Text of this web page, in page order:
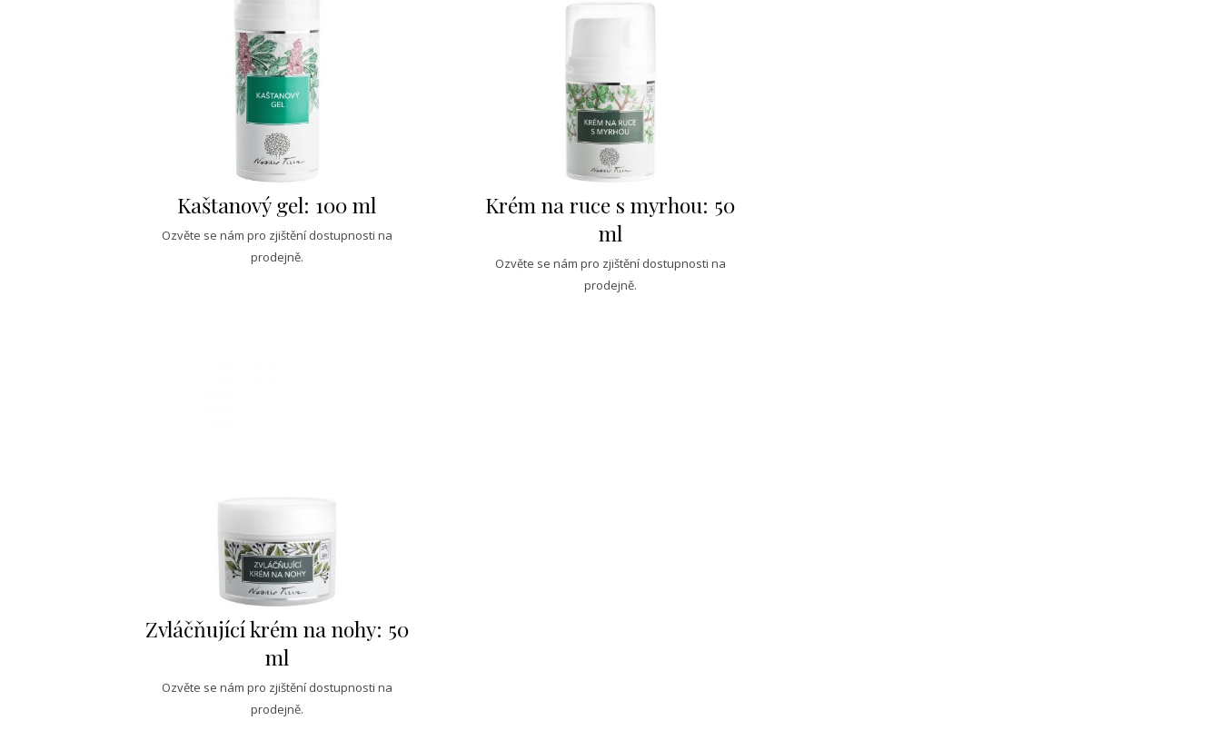
Kaštanový gel: 100 ml
Ozvěte se nám pro zjištění dostupnosti na
prodejně.
Krém na ruce s myrhou: 50
ml
Ozvěte se nám pro zjištění dostupnosti na
prodejně.
Zvláčňující krém na nohy: 50
ml
Ozvěte se nám pro zjištění dostupnosti na
prodejně.